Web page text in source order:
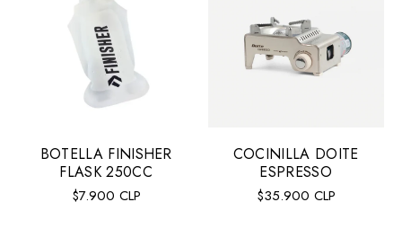
BOTELLA FINISHER
FLASK 250CC
Precio
$7.900 CLP
COCINILLA DOITE
ESPRESSO
Precio
$35.900 CLP